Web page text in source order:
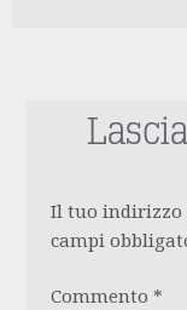
Il tuo indirizzo
campi
Commento *